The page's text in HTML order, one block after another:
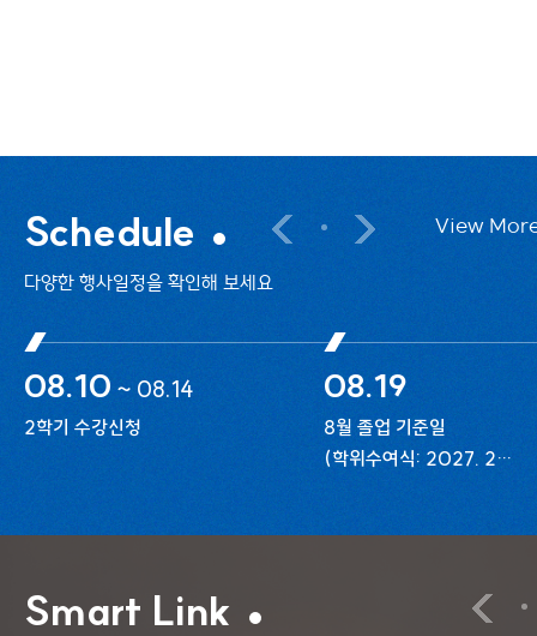
Schedule
다양한 행사일정을 확인해 보세요
View
08.10 ~ 08.14
2학기 수강신청
08.19
8월 졸업 기준일
(학위수여식: 2027. 2월
Smart Link